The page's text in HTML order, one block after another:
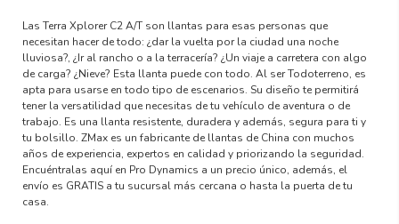
Las Terra Xplorer C2 A/T son llantas para esas personas que
necesitan hacer de todo: ¿dar la vuelta por la ciudad una noche
lluviosa?, ¿Ir al rancho o a la terracería? ¿Un viaje a carretera con algo
de carga? ¿Nieve? Esta llanta puede con todo. Al ser Todoterreno, es
apta para usarse en todo tipo de escenarios. Su diseño te permitirá
tener la versatilidad que necesitas de tu vehículo de aventura o de
trabajo. Es una llanta resistente, duradera y además, segura para ti y
tu bolsillo. ZMax es un fabricante de llantas de China con muchos
años de experiencia, expertos en calidad y priorizando la seguridad.
Encuéntralas aquí en Pro Dynamics a un precio único, además, el
envío es GRATIS a tu sucursal más cercana o hasta la puerta de tu
casa.